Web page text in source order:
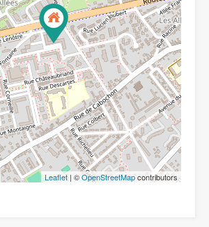
Leaflet | ©OpenStreetMapcontributors